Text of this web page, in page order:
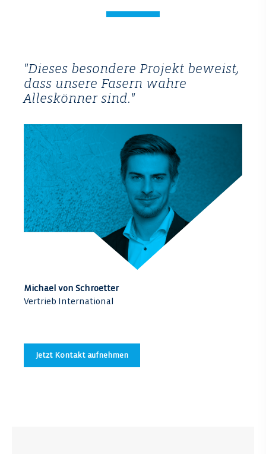
"Dieses besondere Projekt beweist,
dass unsere Fasern wahre
Alleskönner sind."
Michael von Schroetter
Vertrieb International
Jetzt Kontakt aufnehmen